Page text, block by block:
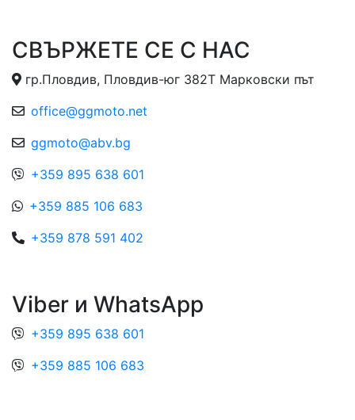
СВЪРЖЕТЕ СЕ С НАС
гр.Пловдив, Пловдив-юг 382Т Марковски път
office@ggmoto.net
ggmoto@abv.bg
+359 895 638 601
+359 885 106 683
+359 878 591 402
Viber и WhatsApp
+359 895 638 601
+359 885 106 683